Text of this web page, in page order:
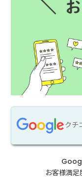
クチ
お客様満足